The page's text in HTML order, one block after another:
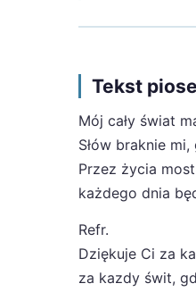
Tekst
Mój cały świat
Słów braknie
Przez życia
każdego dnia
Refr.
Dziękuje Ci za
za kazdy świt,